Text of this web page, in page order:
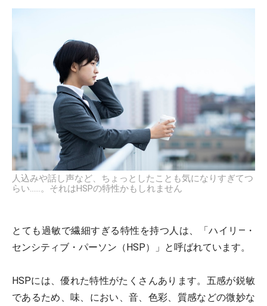
人込みや話し声など、ちょっとしたことも気になりすぎてつ
らい……。それはHSPの特性かもしれません
とても過敏で繊細すぎる特性を持つ人は、「ハイリ―・
センシティブ・パーソン（HSP）」と呼ばれています。
HSPには、優れた特性がたくさんあります。五感が鋭敏
であるため、味、におい、音、色彩、質感などの微妙な